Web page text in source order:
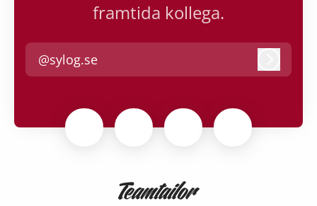
framtida kollega.
@sylog.se